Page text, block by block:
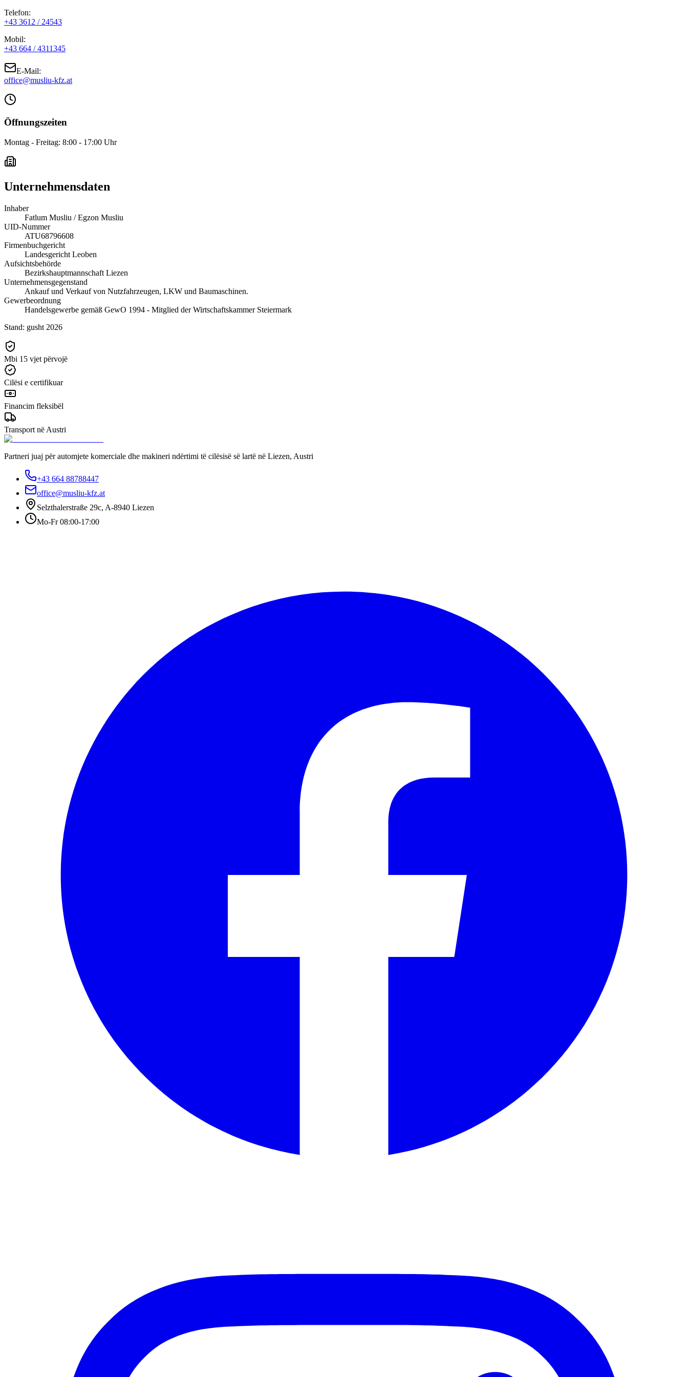
Telefon:
+43 3612 / 24543
Mobil:
+43 664 / 4311345
E-Mail:
office@musliu-kfz.at
Öffnungszeiten
Montag - Freitag: 8:00 - 17:00 Uhr
Unternehmensdaten
Inhaber
Fatlum Musliu / Egzon Musliu
UID-Nummer
ATU68796608
Firmenbuchgericht
Landesgericht Leoben
Aufsichtsbehörde
Bezirkshauptmannschaft Liezen
Unternehmensgegenstand
Ankauf und Verkauf von Nutzfahrzeugen, LKW und Baumaschinen.
Gewerbeordnung
Handelsgewerbe gemäß GewO 1994 - Mitglied der Wirtschaftskammer Steiermark
Stand: gusht 2026
Mbi 15 vjet përvojë
Cilësi e certifikuar
Financim fleksibël
Transport në Austri
Partneri juaj për automjete komerciale dhe makineri ndërtimi të cilësisë së lartë në Liezen, Austri
+43 664 88788447
office@musliu-kfz.at
Selzthalerstraße 29c, A-8940 Liezen
Mo-Fr 08:00-17:00